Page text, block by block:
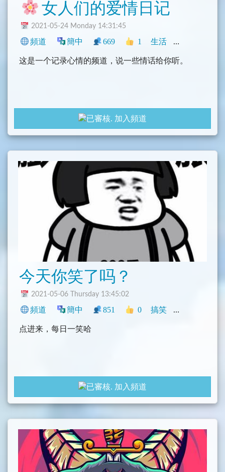
女人们的爱情日记
2021-05-24 Monday 14:31:45
頻道 簡中 669 1 生活 中文圈
这是一个记录心情的频道，说一些情话给你听。
加入頻道
今天你笑了吗？
2021-05-06 Thursday 13:45:02
頻道 簡中 851 0 搞笑 中文圈
点进来，每日一笑哈
加入頻道